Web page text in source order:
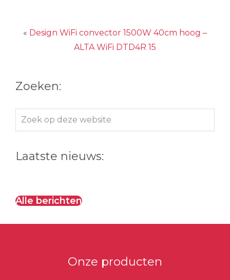
« Design WiFi convector 1500W 40cm hoog –
ALTA WiFi DTD4R 15
Zoeken:
Zoek
op
website
Laatste nieuws:
Alle berichten
Onze producten